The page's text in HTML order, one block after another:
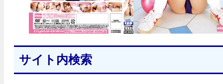
サイト内検索